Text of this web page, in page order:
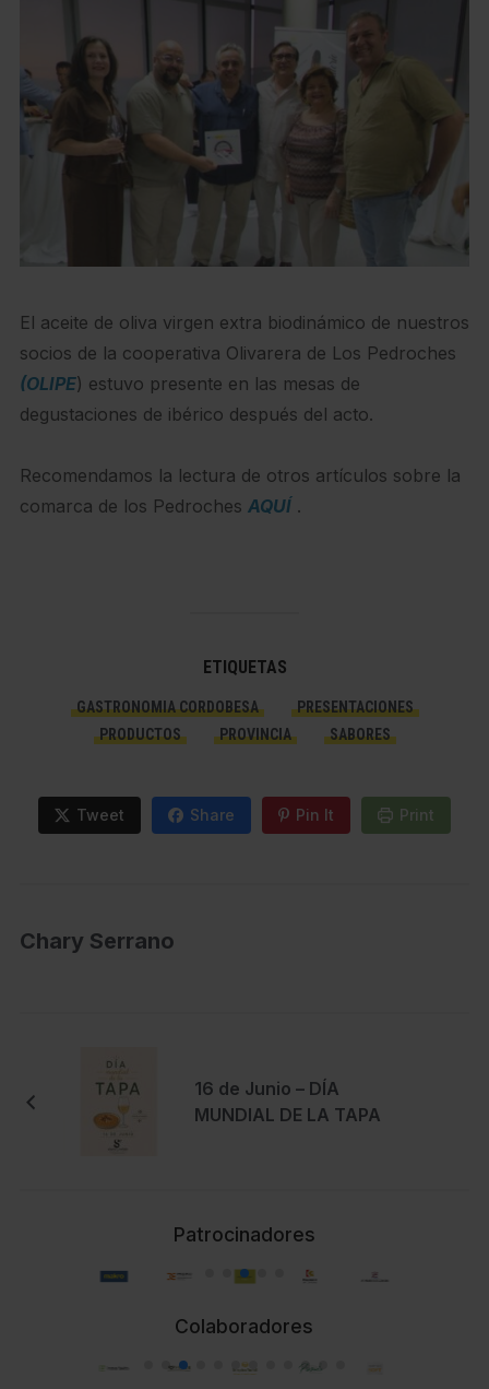
El aceite de oliva virgen extra biodinámico de nuestros
socios de la cooperativa Olivarera de Los Pedroches
(OLIPE) estuvo presente en las mesas de
degustaciones de ibérico después del acto.
Recomendamos la lectura de otros artículos sobre la
comarca de los Pedroches AQUÍ.
ETIQUETAS
GASTRONOMIA CORDOBESA
PRESENTACIONES
PRODUCTOS
PROVINCIA SABORES
Tweet Share Pin It Print
Chary Serrano
16 de Junio – DÍA
MUNDIAL DE LA TAPA
Patrocinadores
Colaboradores